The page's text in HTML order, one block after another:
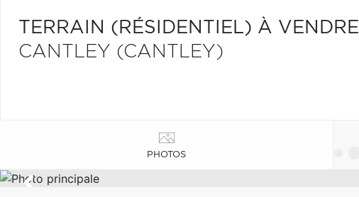
TERRAIN (RÉSIDENTIEL) À VENDRE
CANTLEY (CANTLEY)
PHOTOS